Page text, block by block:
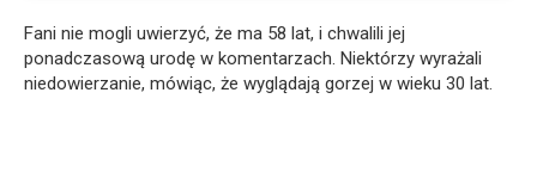
Fani nie mogli uwierzyć, że ma 58 lat, i chwalili jej
ponadczasową urodę w komentarzach. Niektórzy wyrażali
niedowierzanie, mówiąc, że wyglądają gorzej w wieku 30 lat.